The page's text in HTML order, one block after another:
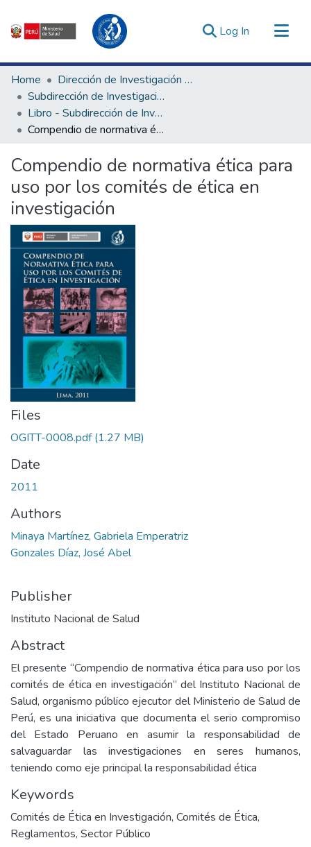
Log In (current)
Communities & Collections
All of DSpace
Statistics
Estadísticas Externas
Enlaces de interés ▾
Home
Dirección de Investigación e Innovación en Salud
Subdirección de Investigación en Salud
Libro - Subdirección de Investigación en Salud
Compendio de normativa ética para uso por los comités de ética en investigación
Compendio de normativa ética para
uso por los comités de ética en
investigación
Files
OGITT-0008.pdf(1.27 MB)
Date
2011
Authors
Minaya Martínez, Gabriela Emperatriz
Gonzales Díaz, José Abel
Publisher
Instituto Nacional de Salud
Abstract
El presente “Compendio de normativa ética para uso por los
comités de ética en investigación” del Instituto Nacional de
Salud, organismo público ejecutor del Ministerio de Salud de
Perú, es una iniciativa que documenta el serio compromiso
del Estado Peruano en asumir la responsabilidad de
salvaguardar las investigaciones en seres humanos,
teniendo como eje principal la responsabilidad ética
Keywords
Comités de Ética en Investigación, Comités de Ética,
Reglamentos, Sector Público